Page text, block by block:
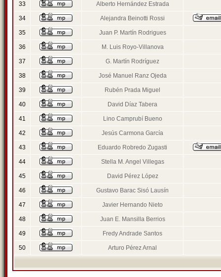
33 Alberto Hernández Estrada
34 Alejandra Beinotti Rossi
35 Juan P. Martín Rodrigues
36 M. Luis Royo-Villanova
37 G. Martín Rodríguez
38 José Manuel Ranz Ojeda
39 Rubén Prada Miguel
40 David Díaz Tabera
41 Lino Camprubí Bueno
42 Jesús Carmona García
43 Eduardo Robredo Zugasti
44 Stella M. Angel Villegas
45 David Pérez López
46 Gustavo Barac Sisó Lausín
47 Javier Hernando Nieto
48 Juan E. Mansilla Berrios
49 Fredy Andrade Santos
50 Arturo Pérez Arnal